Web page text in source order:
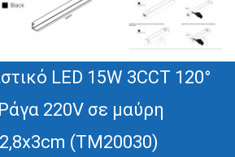
LED 15W 3CCT 120°
220V σε μαύρη
(TM20030)